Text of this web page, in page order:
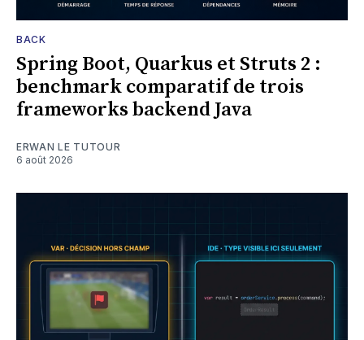
BACK
Spring Boot, Quarkus et Struts 2 :
benchmark comparatif de trois
frameworks backend Java
ERWAN LE TUTOUR
6 août 2026